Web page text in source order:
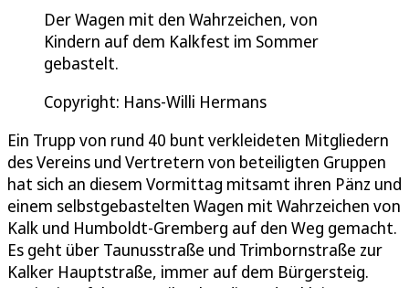
Der Wagen mit den Wahrzeichen, von
Kindern auf dem Kalkfest im Sommer
gebastelt.
Copyright: Hans-Willi Hermans
Ein Trupp von rund 40 bunt verkleideten Mitgliedern
des Vereins und Vertretern von beteiligten Gruppen
hat sich an diesem Vormittag mitsamt ihren Pänz und
einem selbstgebastelten Wagen mit Wahrzeichen von
Kalk und Humboldt-Gremberg auf den Weg gemacht.
Es geht über Taunusstraße und Trimbornstraße zur
Kalker Hauptstraße, immer auf dem Bürgersteig.